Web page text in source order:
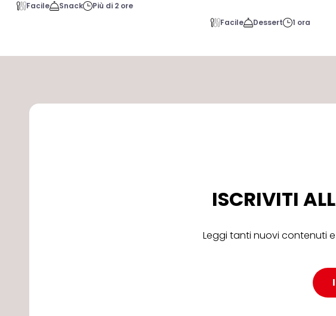
Facile Snack Più di 2 ore
Facile Dessert 1 ora
ISCRIVITI
Leggi tanti nuovi contenuti